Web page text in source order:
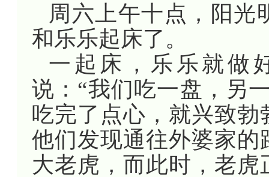
周六上午十点，阳光
和乐乐起床了。
一起床，乐乐就做
说：“我们吃一盘，另
吃完了点心，就兴致
他们发现通往外婆家
大老虎，而此时，老